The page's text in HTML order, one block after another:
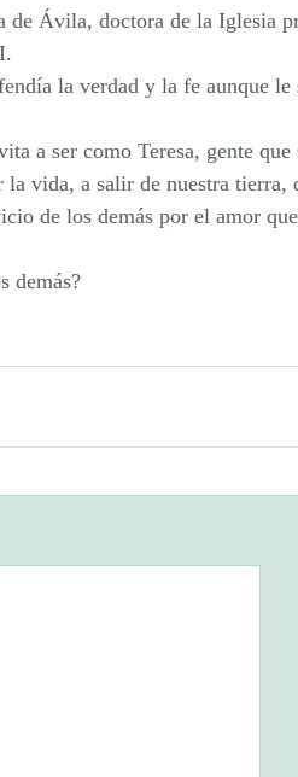
de Ávila, doctora de la Iglesia
la verdad y la fe aunque le
a ser como Teresa, gente
vida, a salir de nuestra tierra,
de los demás por el amor
demás?